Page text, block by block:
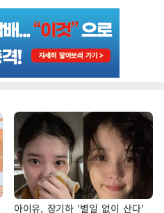
아이유, 장기하 '별일 없이 산다'